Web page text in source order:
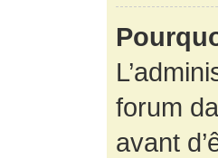
forum
avant